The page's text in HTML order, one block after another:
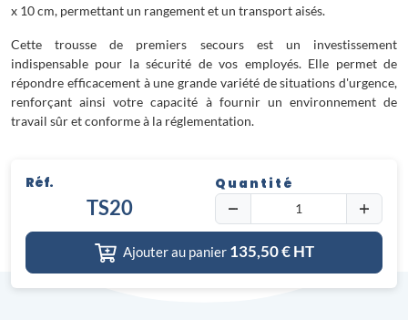
x 10 cm, permettant un rangement et un transport aisés.
Cette trousse de premiers secours est un investissement
indispensable pour la sécurité de vos employés. Elle permet de
répondre efficacement à une grande variété de situations d'urgence,
renforçant ainsi votre capacité à fournir un environnement de
travail sûr et conforme à la réglementation.
Réf.
TS20
Quantité
Ajouter au panier 135,50€ HT